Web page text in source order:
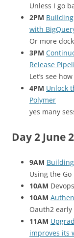
Unless I go
2PM
with
Or more
3PM
Release
Let’s see
4PM Unlock
Polymer
yes many
Day 2 June
9AM
Using the Go
10AM
10AM
Oauth2
11AM
improves its